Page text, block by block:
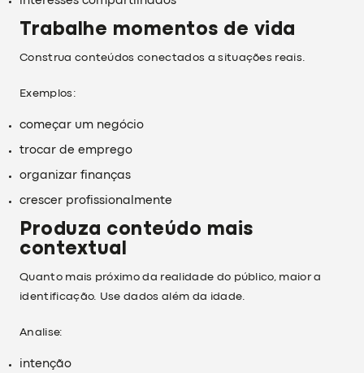
Trabalhe momentos de vida
Construa conteúdos conectados a situações reais.
Exemplos:
começar um negócio
trocar de emprego
organizar finanças
crescer profissionalmente
Produza conteúdo mais
contextual
Quanto mais próximo da realidade do público, maior a
identificação. Use dados além da idade.
Analise:
intenção